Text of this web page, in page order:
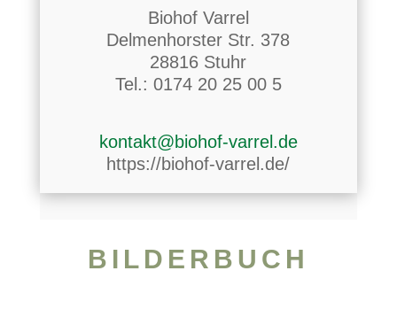
Biohof Varrel
Delmenhorster Str. 378
28816 Stuhr
Tel.: 0174 20 25 00 5
kontakt@biohof-varrel.de
https://biohof-varrel.de/
BILDERBUCH